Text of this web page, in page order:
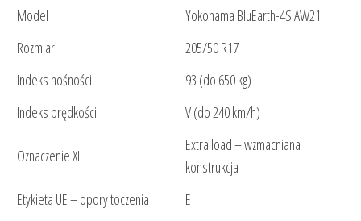
Model
Yokohama BluEarth-4S AW21
Rozmiar
205/50 R17
Indeks nośności
93 (do 650 kg)
Indeks prędkości
V (do 240 km/h)
Oznaczenie XL
Extra load – wzmacniana
konstrukcja
Etykieta UE – opory toczenia
E